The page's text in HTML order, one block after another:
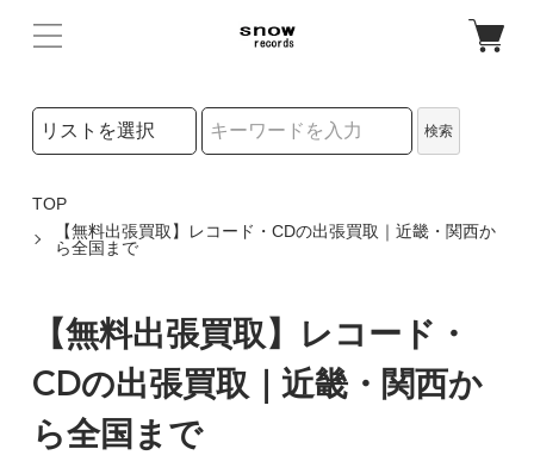
検索リストの選択
検索
TOP
【無料出張買取】レコード・CDの出張買取｜近畿・関西か
ら全国まで
【無料出張買取】レコード・
CDの出張買取｜近畿・関西か
ら全国まで